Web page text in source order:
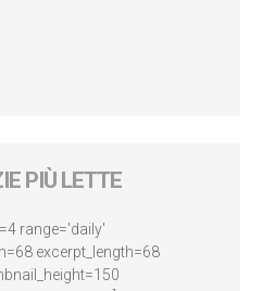
PIÙ LETTE
range='daily'
excerpt_length=68